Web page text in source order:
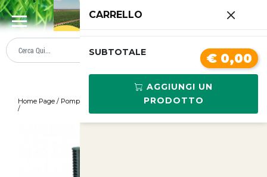
Home Page / Pompa a Spalla Manuale 12 Litri con Pompante in Plastica
/
CARRELLO
SUBTOTALE € 0,00
AGGIUNGI UN
PRODOTTO